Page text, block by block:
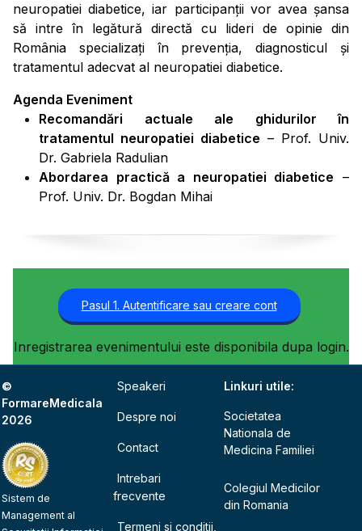
neuropatiei diabetice, iar participanții vor avea șansa
să intre în legătură directă cu lideri de opinie din
România specializați în prevenția, diagnosticul și
tratamentul adecvat al neuropatiei diabetice.
Agenda Eveniment
Recomandări actuale ale ghidurilor în
tratamentul neuropatiei diabetice – Prof. Univ.
Dr. Gabriela Radulian
Abordarea practică a neuropatiei diabetice –
Prof. Univ. Dr. Bogdan Mihai
Pasul 1. Autentificare sau creare cont
Inregistrarea evenimentului este disponibila dupa login.
©
FormareMedicala
2026
Sistem de
Management al
Speakeri
Despre noi
Contact
Intrebari
frecvente
Termeni si conditii,
Linkuri utile:
Societatea
Nationala de
Medicina Familiei
Colegiul Medicilor
din Romania